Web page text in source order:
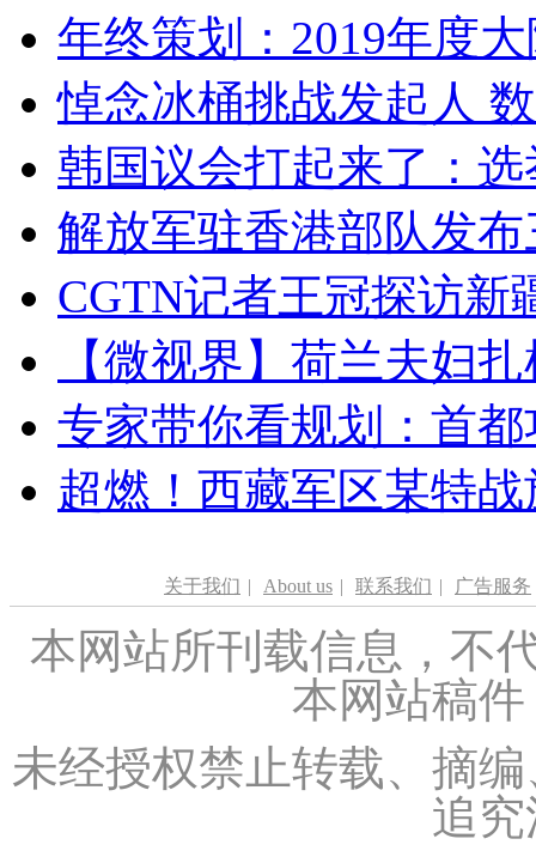
年终策划：2019年度
悼念冰桶挑战发起人
韩国议会打起来了：
解放军驻香港部队发
CGTN记者王冠探访新
【微视界】荷兰夫妇
专家带你看规划：首
超燃！西藏军区某特
关于我们 | About us | 联系我们 | 广告服务
本网站所刊载信息，不
本网站稿
未经授权禁止转载、摘
追